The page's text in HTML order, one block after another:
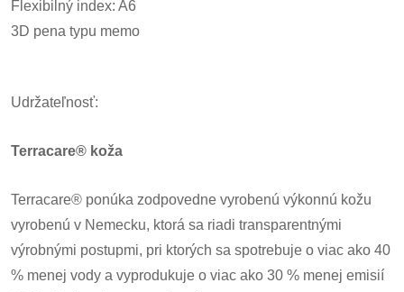
Flexibilný index: A6
3D pena typu memo
Udržateľnosť:
Terracare® koža
Terracare® ponúka zodpovedne vyrobenú výkonnú kožu
vyrobenú v Nemecku, ktorá sa riadi transparentnými
výrobnými postupmi, pri ktorých sa spotrebuje o viac ako 40
% menej vody a vyprodukuje o viac ako 30 % menej emisií